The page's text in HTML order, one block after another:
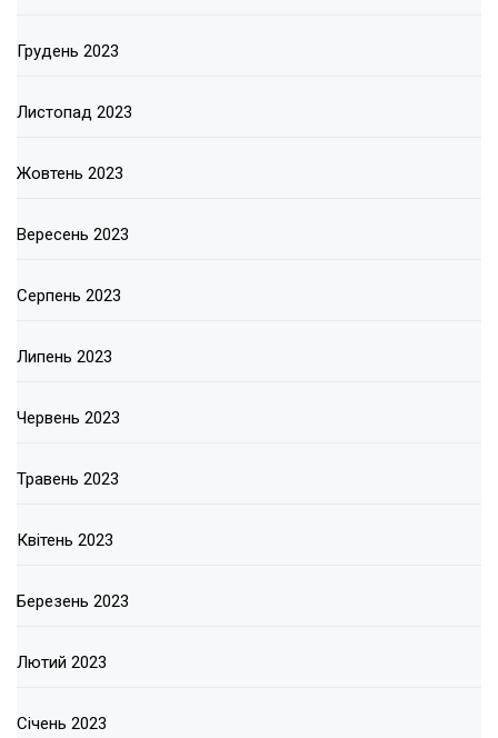
Грудень 2023
Листопад 2023
Жовтень 2023
Вересень 2023
Серпень 2023
Липень 2023
Червень 2023
Травень 2023
Квітень 2023
Березень 2023
Лютий 2023
Січень 2023